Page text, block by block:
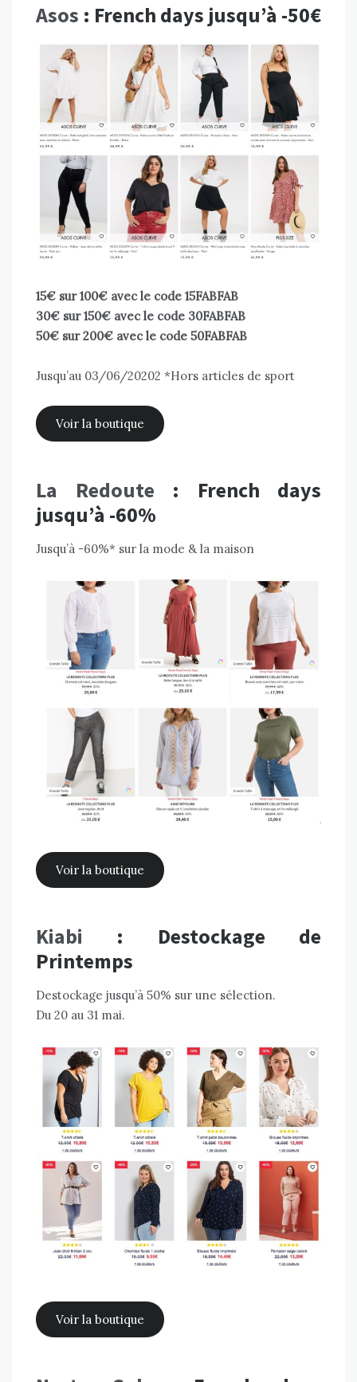
Asos : French days jusqu’à -50€
15€ sur 100€ avec le code 15FABFAB
30€ sur 150€ avec le code 30FABFAB
50€ sur 200€ avec le code 50FABFAB
Jusqu’au 03/06/20202 *Hors articles de sport
Voir la boutique
La Redoute : French days
jusqu’à -60%
Jusqu’à -60%* sur la mode & la maison
Voir la boutique
Kiabi : Destockage de
Printemps
Destockage jusqu’à 50% sur une sélection.
Du 20 au 31 mai.
Voir la boutique